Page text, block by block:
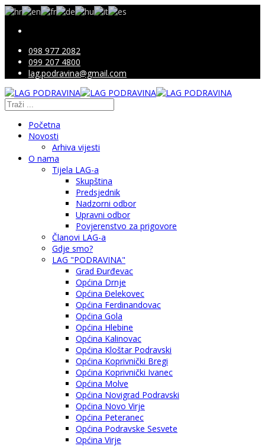
098 977 2082
099 207 4800
lag.podravina@gmail.com
Početna
Novosti
Arhiva vijesti
O nama
Tijela LAG-a
Skupština
Predsjednik
Nadzorni odbor
Upravni odbor
Povjerenstvo za prigovore
Članovi LAG-a
Gdje smo?
LAG "PODRAVINA"
Grad Đurđevac
Općina Drnje
Općina Đelekovec
Općina Ferdinandovac
Općina Gola
Općina Hlebine
Općina Kalinovac
Općina Kloštar Podravski
Općina Koprivnički Bregi
Općina Koprivnički Ivanec
Općina Molve
Općina Novigrad Podravski
Općina Novo Virje
Općina Peteranec
Općina Podravske Sesvete
Općina Virje